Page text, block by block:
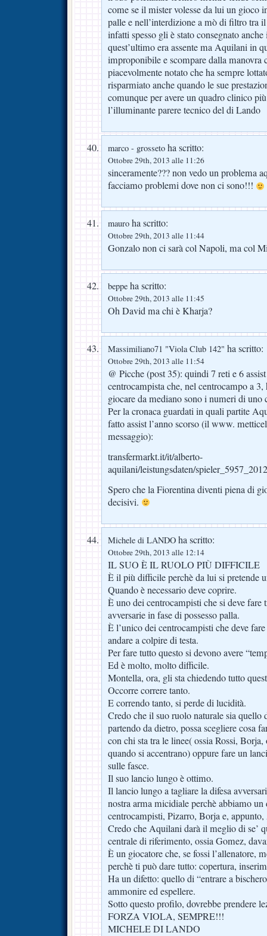
come se il mister volesse da lui un gioco
palle e nell’interdizione a mò di filtro tra
infatti spesso gli è stato consegnato
quest’ultimo era assente ma Aquilani in
improponibile e scompare dalla
piacevolmente notato che ha sempre
risparmiato anche quando le sue
comunque per avere un quadro clinico
l’illuminante parere tecnico del di Lando
marco - grosseto ha scritto:
Ottobre 29th, 2013 alle 11:26
sinceramente??? non vedo un problema
facciamo problemi dove non ci sono!!!
mauro ha scritto:
Ottobre 29th, 2013 alle 11:44
Gonzalo non ci sarà col Napoli, ma col
beppe ha scritto:
Ottobre 29th, 2013 alle 11:45
Oh David ma chi è Kharja?
Massimiliano71 "Viola Club 142" ha scritto:
Ottobre 29th, 2013 alle 11:54
@ Picche (post 35): quindi 7 reti e 6
centrocampista che, nel centrocampo a
giocare da mediano sono i numeri di uno
Per la cronaca guardati in quali partite
fatto assist l’anno scorso (il www.
messaggio):
transfermarkt.it/it/alberto-
aquilani/leistungsdaten/
Spero che la Fiorentina diventi piena di
decisivi.
Michele di LANDO ha scritto:
Ottobre 29th, 2013 alle 12:14
IL SUO È IL RUOLO PIÙ DIFFICILE
È il più difficile perchè da lui si pretende
Quando è necessario deve coprire.
È uno dei centrocampisti che si deve fare
avversarie in fase di possesso palla.
È l’unico dei centrocampisti che deve
andare a colpire di testa.
Per fare tutto questo si devono avere
Ed è molto, molto difficile.
Montella, ora, gli sta chiedendo tutto
Occorre correre tanto.
E correndo tanto, si perde di lucidità.
Credo che il suo ruolo naturale sia quello
partendo da dietro, possa scegliere cosa
con chi sta tra le linee( ossia Rossi,
quando si accentrano) oppure fare un
sulle fasce.
Il suo lancio lungo è ottimo.
Il lancio lungo a tagliare la difesa
nostra arma micidiale perchè abbiamo
centrocampisti, Pizarro, Borja e,
Credo che Aquilani darà il meglio di se’
centrale di riferimento, ossia Gomez,
È un giocatore che, se fossi l’allenatore,
perchè ti può dare tutto: copertura,
Ha un difetto: quello di “entrare a
ammonire ed espellere.
Sotto questo profilo, dovrebbe prendere
FORZA VIOLA, SEMPRE!!!
MICHELE DI LANDO